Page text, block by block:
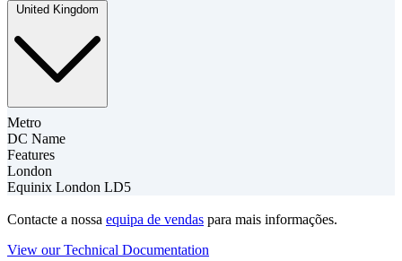
United Kingdom
Metro
DC Name
Features
London
Equinix London LD5
Contacte a nossa equipa de vendas para mais informações.
View our Technical Documentation